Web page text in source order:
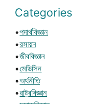
Categories
•পদার্থবিজ্ঞান
•রসায়ন
•জীববিজ্ঞান
•মেডিসিন
•অর্থনীতি
•রাষ্ট্রবিজ্ঞান